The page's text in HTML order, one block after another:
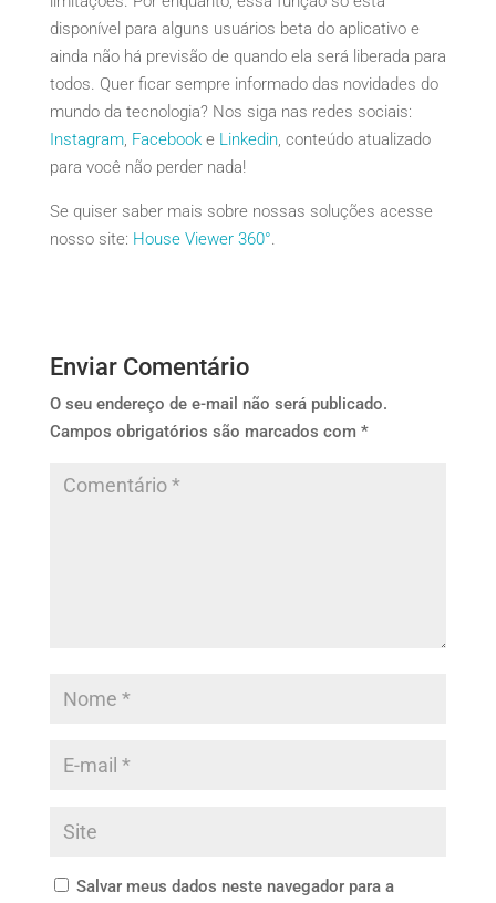
disponível para alguns usuários beta do aplicativo e
ainda não há previsão de quando ela será liberada para
todos. Quer ficar sempre informado das novidades do
mundo da tecnologia? Nos siga nas redes sociais:
Instagram, Facebooke Linkedin, conteúdo atualizado
para você não perder nada!
Se quiser saber mais sobre nossas soluções acesse
nosso site: House Viewer 360°.
Enviar Comentário
O seu endereço de e-mail não será publicado.
Campos obrigatórios são marcados com *
Salvar meus dados neste navegador para a